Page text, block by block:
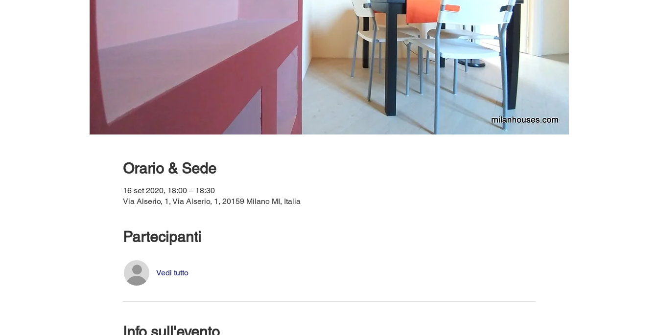
Orario & Sede
16 set 2020, 18:00 – 18:30
Via Alserio, 1, Via Alserio, 1, 20159 Milano MI, Italia
Partecipanti
Vedi tutto